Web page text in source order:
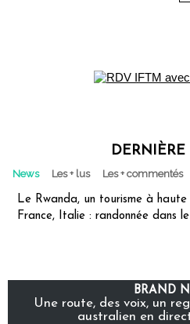
DERNIÈRE
News Les + lus Les + commentés
Le Rwanda, un tourisme à
France, Italie : randonnée dans
BRAND
Une route, des voix, un
australien en